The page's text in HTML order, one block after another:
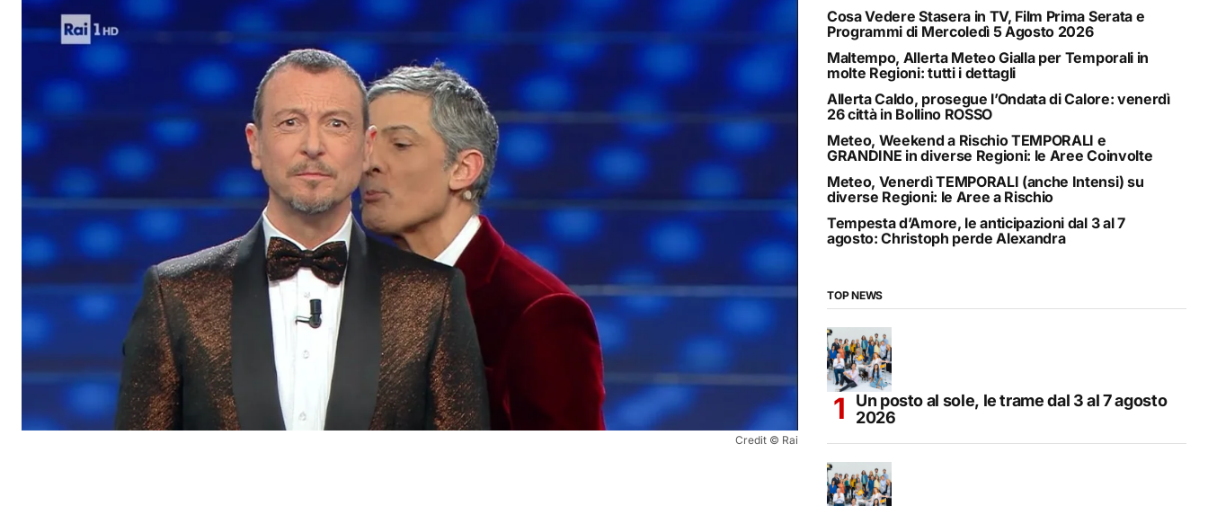
Credit © Rai
Cosa Vedere Stasera in TV, Film Prima Serata e
Programmi di Mercoledì 5 Agosto 2026
Maltempo, Allerta Meteo Gialla per Temporali in
molte Regioni: tutti i dettagli
Allerta Caldo, prosegue l’Ondata di Calore: venerdì
26 città in Bollino ROSSO
Meteo, Weekend a Rischio TEMPORALI e
GRANDINE in diverse Regioni: le Aree Coinvolte
Meteo, Venerdì TEMPORALI (anche Intensi) su
diverse Regioni: le Aree a Rischio
Tempesta d’Amore, le anticipazioni dal 3 al 7
agosto: Christoph perde Alexandra
TOP NEWS
Un posto al sole, le trame dal 3 al 7 agosto
2026